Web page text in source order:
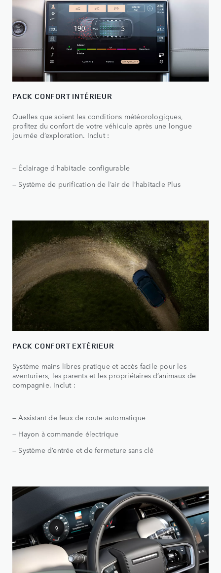
PACK CONFORT INTÉRIEUR
Quelles que soient les conditions météorologiques,
profitez du confort de votre véhicule après une longue
journée d’exploration. Inclut :
— Éclairage d’habitacle configurable
— Système de purification de l’air de l’habitacle Plus
PACK CONFORT EXTÉRIEUR
Système mains libres pratique et accès facile pour les
aventuriers, les parents et les propriétaires d’animaux de
compagnie. Inclut :
— Assistant de feux de route automatique
— Hayon à commande électrique
— Système d’entrée et de fermeture sans clé